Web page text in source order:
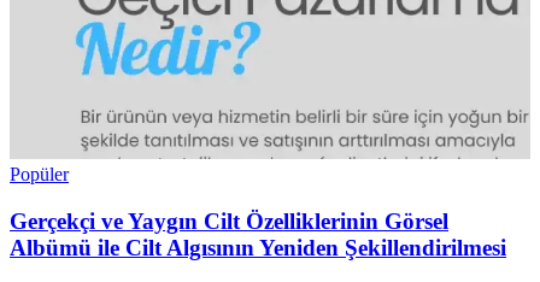
Popüler
Gerçekçi ve Yaygın Cilt Özelliklerinin Görsel
Albümü ile Cilt Algısının Yeniden Şekillendirilmesi